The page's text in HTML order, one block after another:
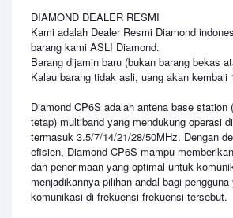
DIAMOND DEALER RESMI
Kami adalah Dealer Resmi Diamond
barang kami ASLI Diamond.
Barang dijamin baru (bukan barang bekas
Kalau barang tidak asli, uang akan kembali
Diamond CP6S adalah antena base station
tetap) multiband yang mendukung operasi
termasuk 3.5/7/14/21/28/50MHz. Dengan
efisien, Diamond CP6S mampu
dan penerimaan yang optimal untuk
menjadikannya pilihan andal bagi
komunikasi di frekuensi-frekuensi tersebut.